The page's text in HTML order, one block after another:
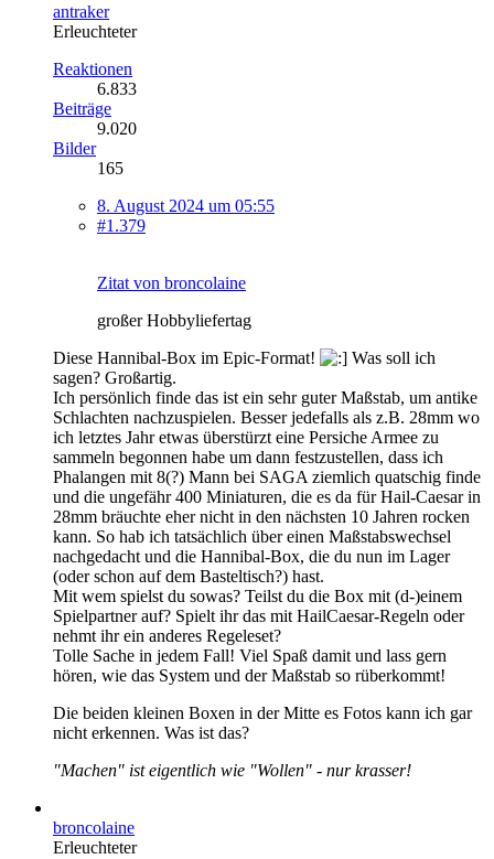
antraker
Erleuchteter
Reaktionen
6.833
Beiträge
9.020
Bilder
165
8. August 2024 um 05:55
#1.379
Zitat von broncolaine
großer Hobbyliefertag
Diese Hannibal-Box im Epic-Format!
Was soll ich
sagen? Großartig.
Ich persönlich finde das ist ein sehr guter Maßstab, um antike
Schlachten nachzuspielen. Besser jedefalls als z.B. 28mm wo
ich letztes Jahr etwas überstürzt eine Persiche Armee zu
sammeln begonnen habe um dann festzustellen, dass ich
Phalangen mit 8(?) Mann bei SAGA ziemlich quatschig finde
und die ungefähr 400 Miniaturen, die es da für Hail-Caesar in
28mm bräuchte eher nicht in den nächsten 10 Jahren rocken
kann. So hab ich tatsächlich über einen Maßstabswechsel
nachgedacht und die Hannibal-Box, die du nun im Lager
(oder schon auf dem Basteltisch?) hast.
Mit wem spielst du sowas? Teilst du die Box mit (d-)einem
Spielpartner auf? Spielt ihr das mit HailCaesar-Regeln oder
nehmt ihr ein anderes Regeleset?
Tolle Sache in jedem Fall! Viel Spaß damit und lass gern
hören, wie das System und der Maßstab so rüberkommt!
Die beiden kleinen Boxen in der Mitte es Fotos kann ich gar
nicht erkennen. Was ist das?
"Machen" ist eigentlich wie "Wollen" - nur krasser!
broncolaine
Erleuchteter